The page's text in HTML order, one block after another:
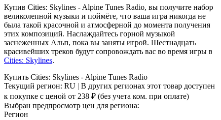
Купив Cities: Skylines - Alpine Tunes Radio, вы получите набор
великолепной музыки и поймёте, что ваша игра никогда не
была такой красочной и атмосферной до момента получения
этих композиций. Наслаждайтесь горной музыкой
заснеженных Альп, пока вы заняты игрой. Шестнадцать
красивейших треков будут сопровождать вас во время игры в
Cities: Skylines.
Купить Cities: Skylines - Alpine Tunes Radio
Текущий регион: RU | В других регионах этот товар доступен
к покупке с ценой от 238 ₽ (без учета ком. при оплате)
Выбран предпросмотр цен для региона:
Регион